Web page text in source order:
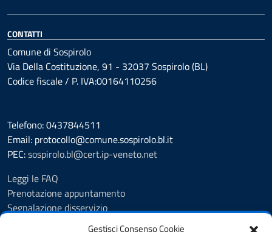
Gestisci Consenso Cookie
CONTATTI
Comune di Sospirolo
Via Della Costituzione, 91 - 32037 Sospirolo (BL)
Codice fiscale / P. IVA:00164110256
Telefono: 0437844511
Email: protocollo@comune.sospirolo.bl.it
PEC:sospirolo.bl@cert.ip-veneto.net
Leggi le FAQ
Prenotazione appuntamento
Segnalazione disservizio
Richiesta assistenza